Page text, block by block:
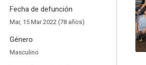
Fecha de defunción
Mar, 15 Mar 2022 (78 años)
Género
Masculino